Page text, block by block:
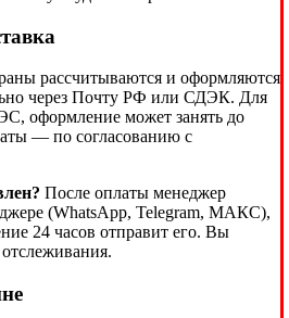
рассчитываются и оформляются
через Почту РФ или СДЭК. Для
оформление может занять до
— по согласованию с
После оплаты менеджер
(WhatsApp, Telegram, МАКС),
24 часов отправит его. Вы